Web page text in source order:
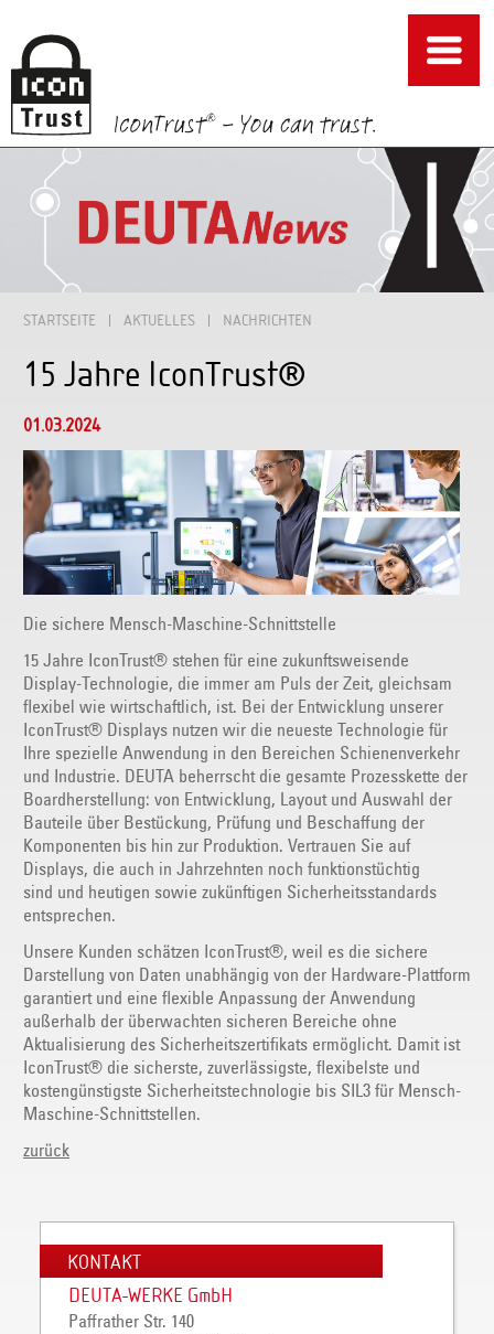
STARTSEITE AKTUELLES NACHRICHTEN
15 Jahre IconTrust®
01.03.2024
Die sichere Mensch-Maschine-Schnittstelle
15 Jahre IconTrust® stehen für eine zukunftsweisende
Display-Technologie, die immer am Puls der Zeit, gleichsam
flexibel wie wirtschaftlich, ist. Bei der Entwicklung unserer
IconTrust® Displays nutzen wir die neueste Technologie für
Ihre spezielle Anwendung in den Bereichen Schienenverkehr
und Industrie. DEUTA beherrscht die gesamte Prozesskette der
Boardherstellung: von Entwicklung, Layout und Auswahl der
Bauteile über Bestückung, Prüfung und Beschaffung der
Komponenten bis hin zur Produktion. Vertrauen Sie auf
Displays, die auch in Jahrzehnten noch funktionstüchtig
sind und heutigen sowie zukünftigen Sicherheitsstandards
entsprechen.
Unsere Kunden schätzen IconTrust®, weil es die sichere
Darstellung von Daten unabhängig von der Hardware-Plattform
garantiert und eine flexible Anpassung der Anwendung
außerhalb der überwachten sicheren Bereiche ohne
Aktualisierung des Sicherheitszertifikats ermöglicht. Damit ist
IconTrust® die sicherste, zuverlässigste, flexibelste und
kostengünstigste Sicherheitstechnologie bis SIL3 für Mensch-
Maschine-Schnittstellen.
zurück
KONTAKT
DEUTA-WERKE GmbH
Paffrather Str. 140